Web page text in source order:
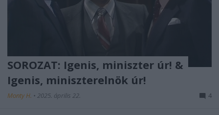
SOROZAT: Igenis, miniszter úr! &
Igenis, miniszterelnök úr!
Monty H. • 2025. április 22. 4